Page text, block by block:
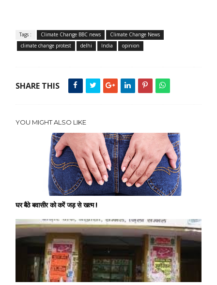
Tags : Climate Change BBC news
Climate Change News
climate change protest
delhi India opinion
SHARE THIS
YOU MIGHT ALSO LIKE
घर बैठे बवासीर को करें जड़ से खत्म !